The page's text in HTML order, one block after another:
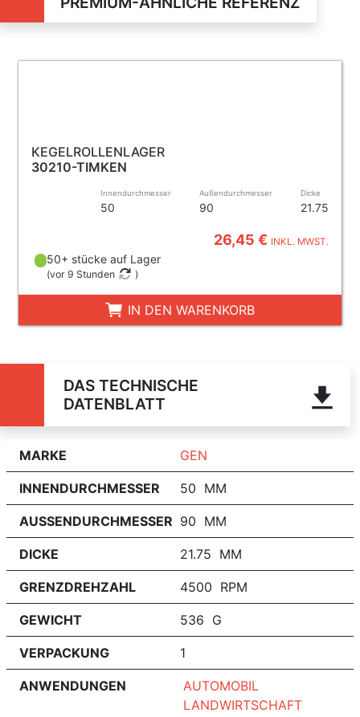
KEGELROLLENLAGER
30210-TIMKEN
Innendurchmesser
50
Außendurchmesser
90
Dicke
21.75
26,45 € INKL. MWST.
50+ stücke auf Lager
(vor 9 Stunden )
IN DEN WARENKORB
DAS TECHNISCHE
DATENBLATT
MARKE GEN
INNENDURCHMESSER 50 MM
AUSSENDURCHMESSER 90 MM
DICKE 21.75 MM
GRENZDREHZAHL 4500 RPM
GEWICHT 536 G
VERPACKUNG 1
ANWENDUNGEN
AUTOMOBIL
LANDWIRTSCHAFT